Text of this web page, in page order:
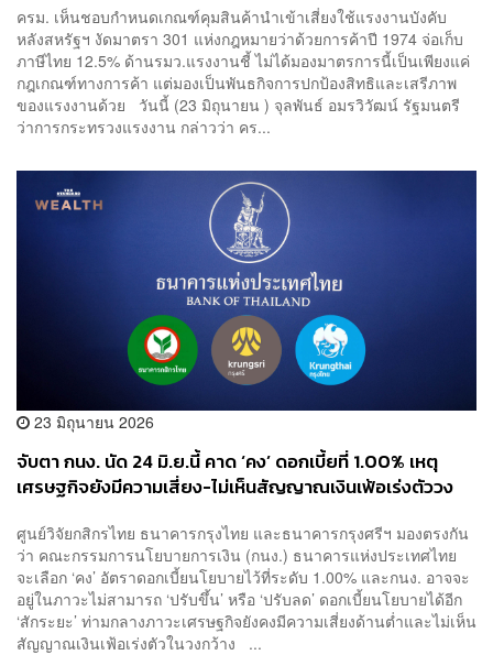
ครม. เห็นชอบกำหนดเกณฑ์คุมสินค้านำเข้าเสี่ยงใช้แรงงานบังคับ
หลังสหรัฐฯ งัดมาตรา 301 แห่งกฎหมายว่าด้วยการค้าปี 1974 จ่อเก็บ
ภาษีไทย 12.5% ด้านรมว.แรงงานชี้ ไม่ได้มองมาตรการนี้เป็นเพียงแค่
กฎเกณฑ์ทางการค้า แต่มองเป็นพันธกิจการปกป้องสิทธิและเสรีภาพ
ของแรงงานด้วย วันนี้ (23 มิถุนายน ) จุลพันธ์ อมรวิวัฒน์ รัฐมนตรี
ว่าการกระทรวงแรงงาน กล่าวว่า คร...
23 มิถุนายน 2026
จับตา กนง. นัด 24 มิ.ย.นี้ คาด ‘คง’ ดอกเบี้ยที่ 1.00% เหตุ
เศรษฐกิจยังมีความเสี่ยง-ไม่เห็นสัญญาณเงินเฟ้อเร่งตัววง
ศูนย์วิจัยกสิกรไทย ธนาคารกรุงไทย และธนาคารกรุงศรีฯ มองตรงกัน
ว่า คณะกรรมการนโยบายการเงิน (กนง.) ธนาคารแห่งประเทศไทย
จะเลือก ‘คง’ อัตราดอกเบี้ยนโยบายไว้ที่ระดับ 1.00% และกนง. อาจจะ
อยู่ในภาวะไม่สามารถ ‘ปรับขึ้น’ หรือ ‘ปรับลด’ ดอกเบี้ยนโยบายได้อีก
‘สักระยะ’ ท่ามกลางภาวะเศรษฐกิจยังคงมีความเสี่ยงด้านต่ำและไม่เห็น
สัญญาณเงินเฟ้อเร่งตัวในวงกว้าง ...